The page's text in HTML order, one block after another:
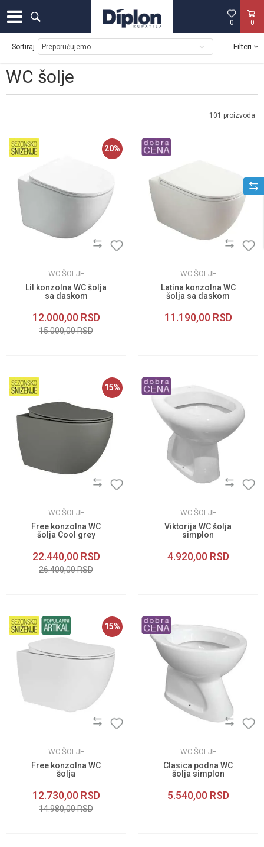
0
0
WC šolje
Sortiraj Filteri
101 proizvoda
20%
WC ŠOLJE
Lil konzolna WC šolja
sa daskom
12.000,00 RSD
15.000,00RSD
WC ŠOLJE
Latina konzolna WC
šolja sa daskom
11.190,00 RSD
15%
WC ŠOLJE
Free konzolna WC
šolja Cool grey
22.440,00 RSD
26.400,00RSD
WC ŠOLJE
Viktorija WC šolja
simplon
4.920,00 RSD
15%
WC ŠOLJE
Free konzolna WC
šolja
12.730,00 RSD
14.980,00RSD
WC ŠOLJE
Clasica podna WC
šolja simplon
5.540,00 RSD